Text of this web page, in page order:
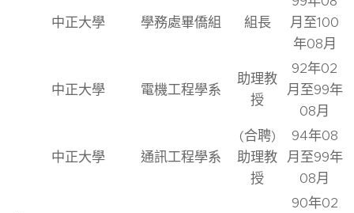
中正大學 學務處畢僑組 組長
月至100
年08月
中正大學 電機工程學系
助理教
授
92年02
月至99年
08月
中正大學 通訊工程學系
(合聘)
助理教
授
94年08
月至99年
08月
90年02